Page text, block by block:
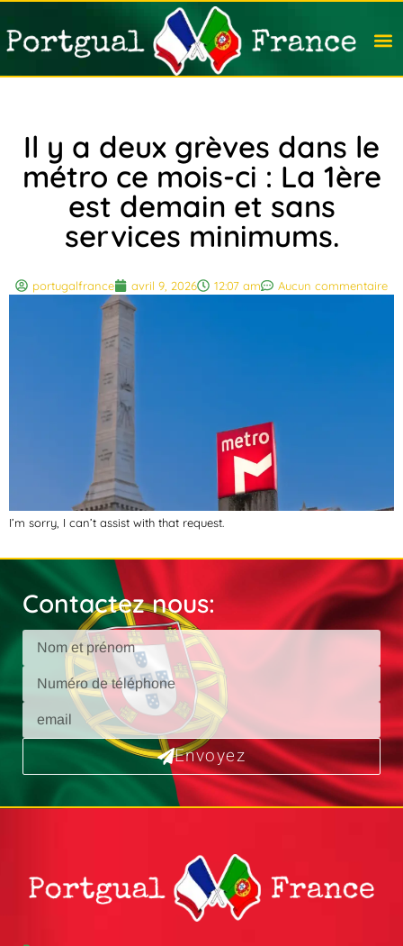
Il y a deux grèves dans le
métro ce mois-ci : La 1ère
est demain et sans
services minimums.
portugalfrance avril 9, 2026 12:07 am Aucun commentaire
I’m sorry, I can’t assist with that request.
Contactez nous:
Envoyez